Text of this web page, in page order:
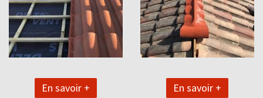
En savoir + En savoir +